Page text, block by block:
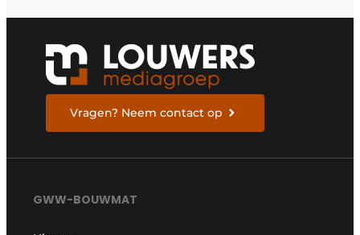
Vragen? Neem contact op
GWW-BOUWMAT